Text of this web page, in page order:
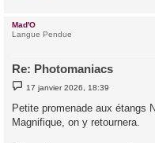
Mad'O
Langue Pendue
Re: Photomaniacs
M
e
s
a
g
17 janvier 2026, 18:39
Petite promenade aux étangs
Magnifique, on y retournera.